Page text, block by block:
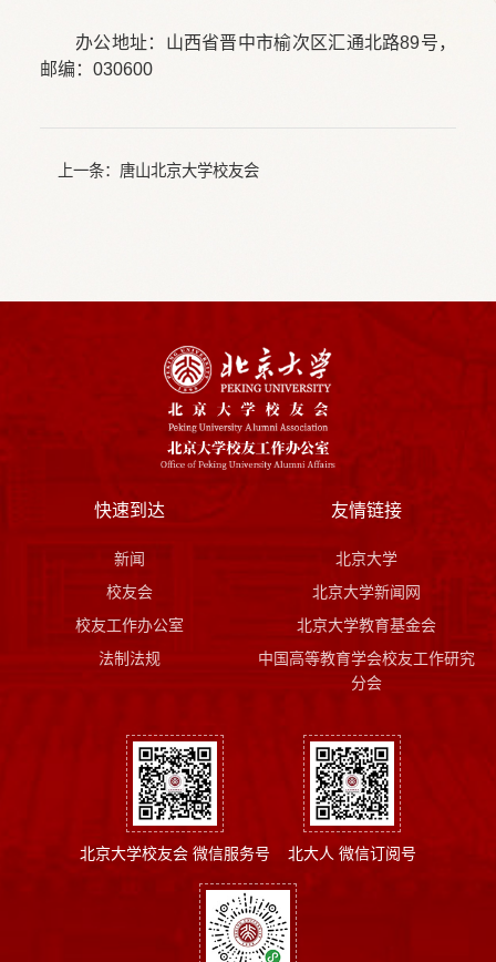
办公地址：山西省晋中市榆次区汇通北路89号，
邮编：030600
上一条： 唐山北京大学校友会
快速到达
新闻
校友会
校友工作办公室
法制法规
友情链接
北京大学
北京大学新闻网
北京大学教育基金会
中国高等教育学会校友工作研究
分会
北京大学校友会 微信服务号 北大人 微信订阅号